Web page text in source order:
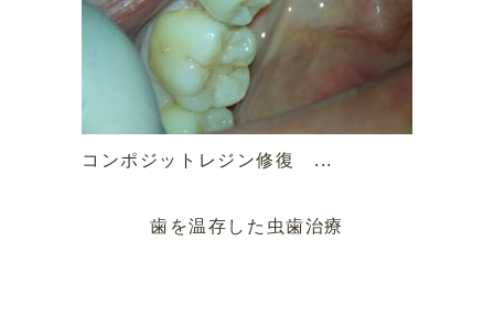
コンポジットレジン修復 ...
歯を温存した虫歯治療